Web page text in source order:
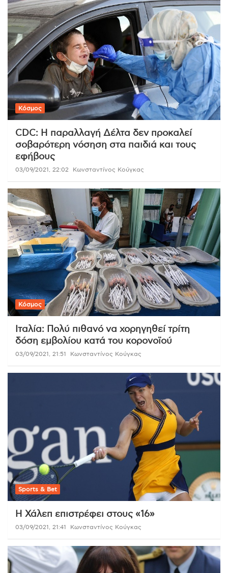
Κόσμος
CDC: Η παραλλαγή Δέλτα δεν προκαλεί
σοβαρότερη νόσηση στα παιδιά και τους
εφήβους
03/09/2021, 22:02 Κωνσταντίνος Κούγκας
Κόσμος
Ιταλία: Πολύ πιθανό να χορηγηθεί τρίτη
δόση εμβολίου κατά του κορονοϊού
03/09/2021, 21:51 Κωνσταντίνος Κούγκας
Sports & Bet
Η Χάλεπ επιστρέφει στους «16»
03/09/2021, 21:41 Κωνσταντίνος Κούγκας